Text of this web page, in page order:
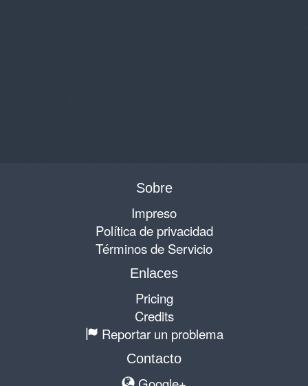
Sobre
Impreso
Política de privacidad
Términos de Servicio
Enlaces
Pricing
Credits
Reportar un problema
Contacto